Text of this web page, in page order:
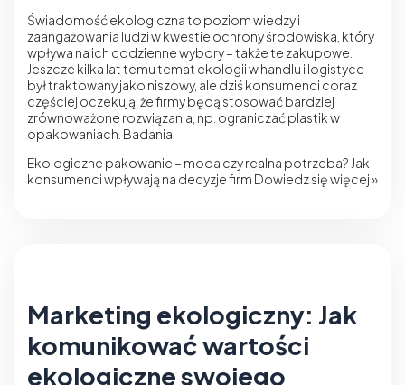
Świadomość ekologiczna to poziom wiedzy i
zaangażowania ludzi w kwestie ochrony środowiska, który
wpływa na ich codzienne wybory – także te zakupowe.
Jeszcze kilka lat temu temat ekologii w handlu i logistyce
był traktowany jako niszowy, ale dziś konsumenci coraz
częściej oczekują, że firmy będą stosować bardziej
zrównoważone rozwiązania, np. ograniczać plastik w
opakowaniach. Badania
Ekologiczne pakowanie – moda czy realna potrzeba? Jak
konsumenci wpływają na decyzje firm Dowiedz się więcej »
Marketing ekologiczny: Jak
komunikować wartości
ekologiczne swojego